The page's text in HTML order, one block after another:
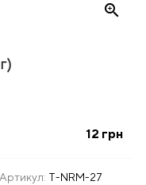
zoom_in
12 грн
Артикул: T-NRM-27